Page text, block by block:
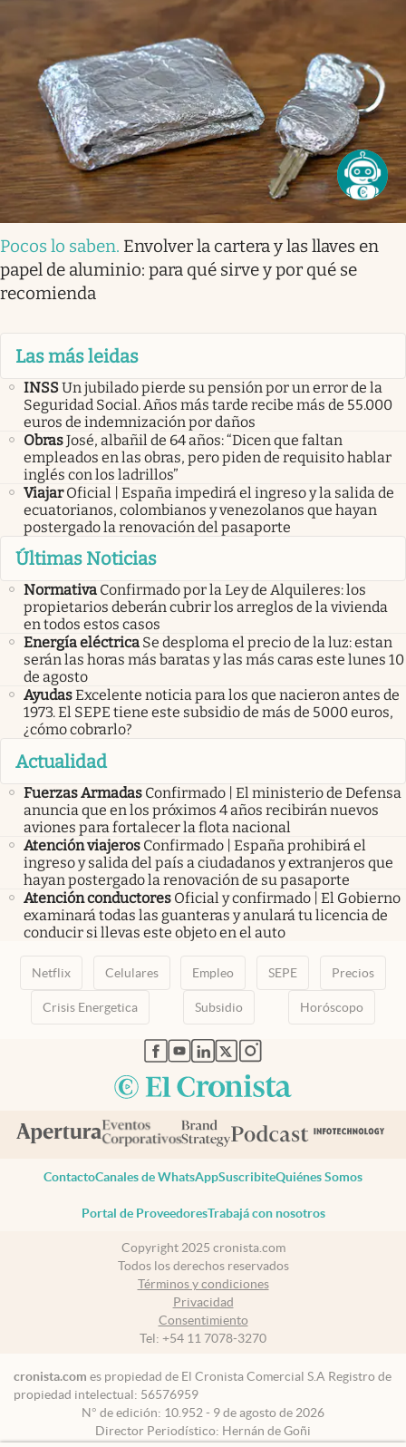
Pocos lo saben. Envolver la cartera y las llaves en
papel de aluminio: para qué sirve y por qué se
recomienda
Las más leidas
INSSUn jubilado pierde su pensión por un error de la
Seguridad Social. Años más tarde recibe más de 55.000
euros de indemnización por daños
ObrasJosé, albañil de 64 años: “Dicen que faltan
empleados en las obras, pero piden de requisito hablar
inglés con los ladrillos”
Viajar Oficial | España impedirá el ingreso y la salida de
ecuatorianos, colombianos y venezolanos que hayan
postergado la renovación del pasaporte
Últimas Noticias
Normativa Confirmado por la Ley de Alquileres: los
propietarios deberán cubrir los arreglos de la vivienda
en todos estos casos
Energía eléctrica Se desploma el precio de la luz: estan
serán las horas más baratas y las más caras este lunes 10
de agosto
AyudasExcelente noticia para los que nacieron antes de
1973. El SEPE tiene este subsidio de más de 5000 euros,
¿cómo cobrarlo?
Actualidad
Fuerzas Armadas Confirmado | El ministerio de Defensa
anuncia que en los próximos 4 años recibirán nuevos
aviones para fortalecer la flota nacional
Atención viajeros Confirmado | España prohibirá el
ingreso y salida del país a ciudadanos y extranjeros que
hayan postergado la renovación de su pasaporte
Atención conductores Oficial y confirmado | El Gobierno
examinará todas las guanteras y anulará tu licencia de
conducir si llevas este objeto en el auto
Netflix Celulares Empleo SEPE Precios
Crisis Energetica Subsidio Horóscopo
abre en nueva pestaña
abre en nueva pestaña
abre en nueva pestaña
abre en nueva pestaña
abre en nueva pestaña
ContactoCanales de WhatsAppSuscribiteQuiénes Somos
Portal de ProveedoresTrabajá con nosotros
Copyright 2025 cronista.com
Todos los derechos reservados
Términos y condiciones
Privacidad
Consentimiento
Tel: +54 11 7078-3270
cronista.com es propiedad de El Cronista Comercial S.A Registro de
propiedad intelectual: 56576959
N° de edición: 10.952 - 9 de agosto de 2026
Director Periodístico: Hernán de Goñi